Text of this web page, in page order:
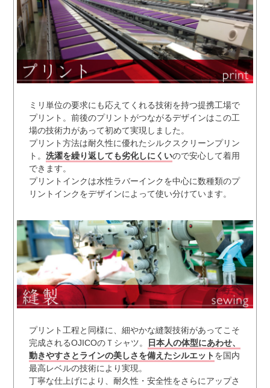
ミリ単位の要求にも応えてくれる技術を持つ提携工場で
プリント。前後のプリントがつながるデザインはこの工
場の技術力があって初めて実現しました。
プリント方法は耐久性に優れたシルクスクリーンプリン
ト。 洗濯を繰り返しても劣化しにくいので安心して着用
できます。
プリントインクは水性ラバーインクを中心に数種類のプ
リントインクをデザインによって使い分けています。
プリント工程と同様に、細やかな縫製技術があってこそ
完成されるOJICOのＴシャツ。
日本人の体型にあわせ、
動きやすさとラインの美しさを備えたシルエットを国内
最高レベルの技術により実現。
丁寧な仕上げにより、耐久性・安全性をさらにアップさ